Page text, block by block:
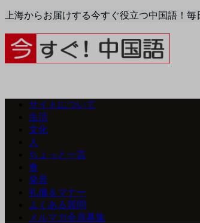
上海からお届けする今すぐ役立つ中国語！
サイトについて
生活
文化
人
ちょっと一言
食
発音
礼儀＆マナー
よくある質問
メルマガ会員募集